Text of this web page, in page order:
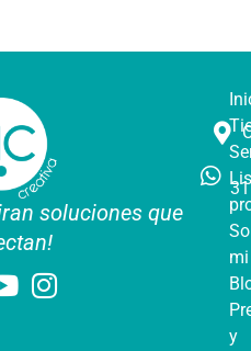
soluciones que
mi
y